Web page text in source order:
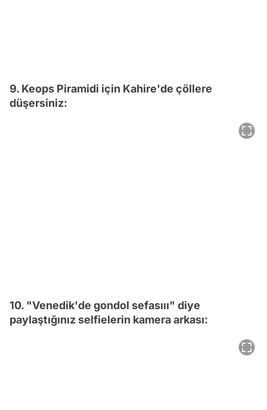
9. Keops Piramidi için Kahire'de çöllere
düşersiniz:
10. "Venedik'de gondol sefasııı" diye
paylaştığınız selfielerin kamera arkası: